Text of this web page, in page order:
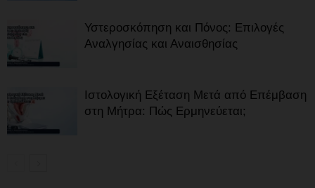
Υστεροσκόπηση και Πόνος: Επιλογές
Αναλγησίας και Αναισθησίας
Ιστολογική Εξέταση Μετά από Επέμβαση
στη Μήτρα: Πώς Ερμηνεύεται;